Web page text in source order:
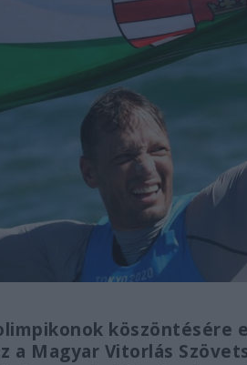
köszöntésére
a Magyar Vitorlás